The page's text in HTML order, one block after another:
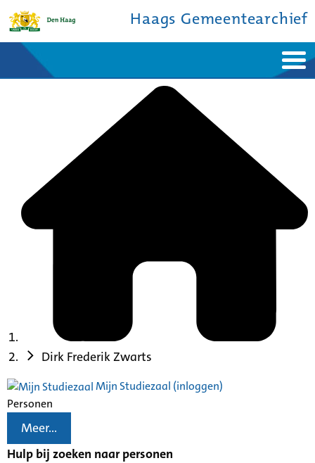
Haags Gemeentearchief
Bronnen en collecties
Dirk Frederik Zwarts
Mijn Studiezaal (inloggen)
Personen
Meer...
Hulp bij zoeken naar personen